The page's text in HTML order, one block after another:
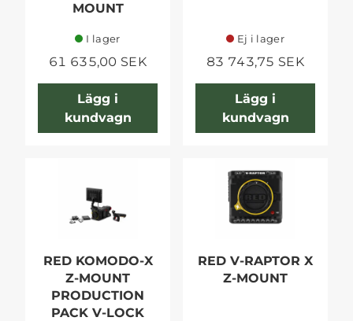
MOUNT
I lager
61 635,00 SEK
Lägg i
kundvagn
Ej i lager
83 743,75 SEK
Lägg i
kundvagn
RED KOMODO-X
Z-MOUNT
PRODUCTION
PACK V-LOCK
RED V-RAPTOR X
Z-MOUNT